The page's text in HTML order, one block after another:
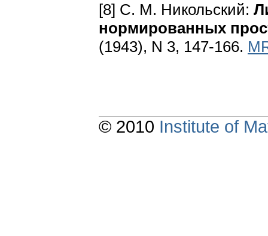
[8] C. M. Никольский:
нормированных
(1943), N 3, 147-166.
© 2010 Institute of